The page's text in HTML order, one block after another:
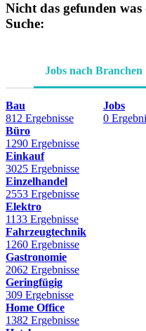
Nicht das gefunden was
Suche:
Jobs nach Branchen
Bau
812 Ergebnisse
Büro
1290 Ergebnisse
Einkauf
3025 Ergebnisse
Einzelhandel
2553 Ergebnisse
Elektro
1133 Ergebnisse
Fahrzeugtechnik
1260 Ergebnisse
Gastronomie
2062 Ergebnisse
Geringfügig
309 Ergebnisse
Home Office
1382 Ergebnisse
Jobs
0